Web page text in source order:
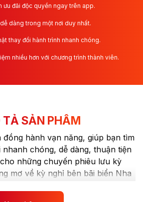
ưu đãi độc quyền ngay trên app.
dàng trong một nơi duy nhất.
thay đổi hành trình nhanh chóng.
nhiều hơn với chương trình thành viên.
TẢ SẢN PHẨM
đồng hành vạn năng, giúp bạn tìm
chóng, dễ dàng, thuận tiện
những chuyến phiêu lưu kỳ
mơ về kỳ nghỉ bên bãi biển Nha
thể khởi hành nhờ ưu đãi Giá
nhiều quyền lợi hơn